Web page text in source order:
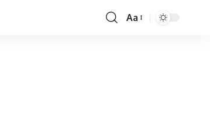
Font
Aa